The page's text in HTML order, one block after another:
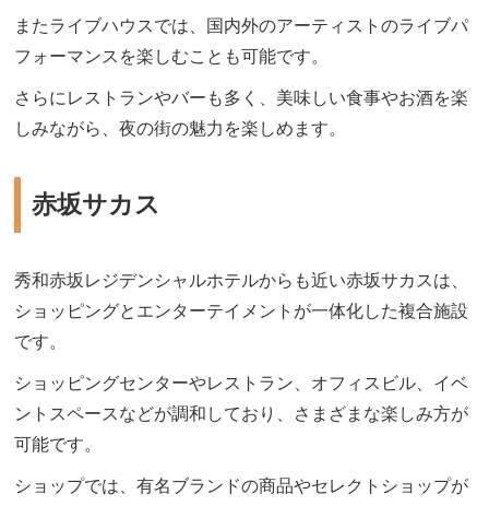
またライブハウスでは、国内外のアーティストのライブパ
フォーマンスを楽しむことも可能です。
さらにレストランやバーも多く、美味しい食事やお酒を楽
しみながら、夜の街の魅力を楽しめます。
赤坂サカス
秀和赤坂レジデンシャルホテルからも近い赤坂サカスは、
ショッピングとエンターテイメントが一体化した複合施設
です。
ショッピングセンターやレストラン、オフィスビル、イベ
ントスペースなどが調和しており、さまざまな楽しみ方が
可能です。
ショップでは、有名ブランドの商品やセレクトショップが